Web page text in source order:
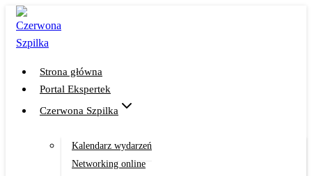
Przejdź
treści
Strona główna
Portal Ekspertek
Czerwona Szpilka
Kalendarz wydarzeń
Networking online